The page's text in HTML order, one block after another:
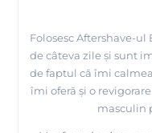
Folosesc Aftershave-ul
de câteva zile și sunt
de faptul că îmi
îmi oferă și o
masculin